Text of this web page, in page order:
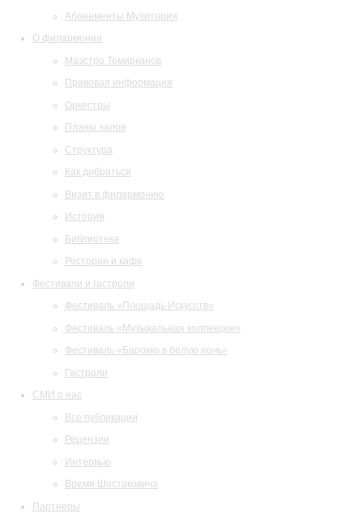
Абонементы Музитория
О филармонии
Маэстро Темирканов
Правовая информация
Оркестры
Планы залов
Структура
Как добраться
Визит в филармонию
История
Библиотека
Ресторан и кафе
Фестивали и гастроли
Фестиваль «Площадь Искусств»
Фестиваль «Музыкальная коллекция»
Фестиваль «Барокко в белую ночь»
Гастроли
СМИ о нас
Все публикации
Рецензии
Интервью
Время Шостаковича
Партнеры